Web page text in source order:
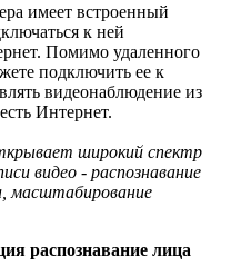
имеет встроенный
к ней
Помимо удаленного
подключить ее к
видеонаблюдение из
Интернет.
широкий спектр
видео - распознавание
масштабирование
распознавание лица